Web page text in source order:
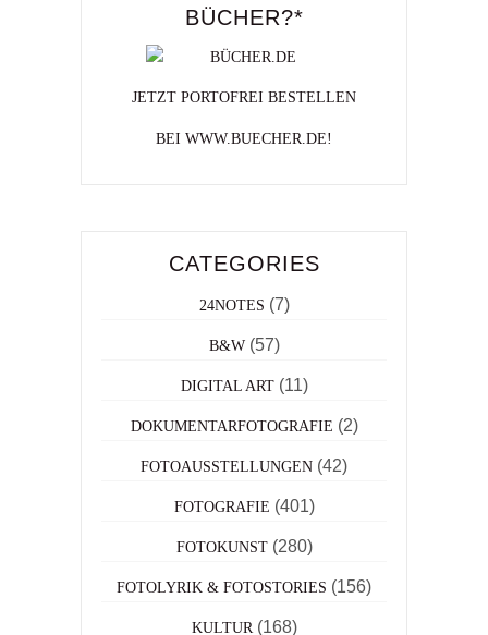
BÜCHER?*
JETZT PORTOFREI BESTELLEN
BEI WWW.BUECHER.DE!
CATEGORIES
24NOTES (7)
B&W(57)
DIGITAL ART(11)
DOKUMENTARFOTOGRAFIE (2)
FOTOAUSSTELLUNGEN (42)
FOTOGRAFIE (401)
FOTOKUNST(280)
FOTOLYRIK & FOTOSTORIES (156)
KULTUR (168)